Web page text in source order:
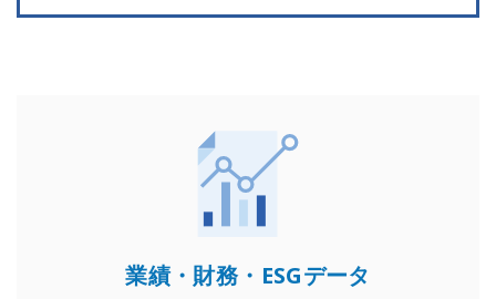
業績・財務・ESGデータ